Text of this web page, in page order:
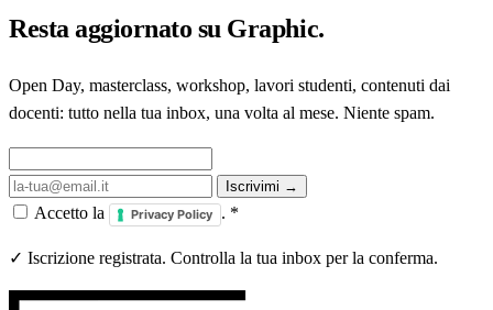
Resta aggiornato su Graphic.
Open Day, masterclass, workshop, lavori studenti, contenuti dai
docenti: tutto nella tua inbox, una volta al mese. Niente spam.
Iscrivimi →
Accetto la Privacy Policy . *
✓ Iscrizione registrata. Controlla la tua inbox per la conferma.